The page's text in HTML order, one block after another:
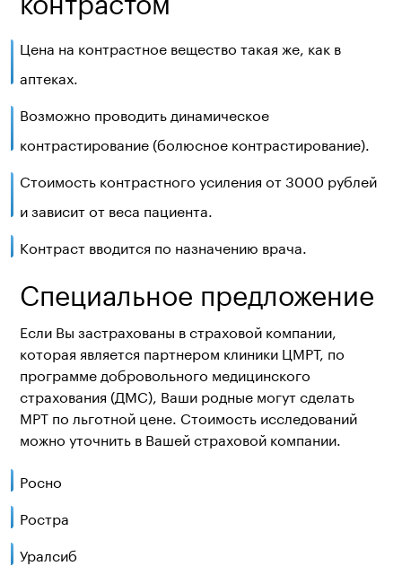
Цена на контрастное вещество такая же, как в
аптеках.
Возможно проводить динамическое
контрастирование (болюсное контрастирование).
Стоимость контрастного усиления от 3000 рублей
и зависит от веса пациента.
Контраст вводится по назначению врача.
Специальное предложение
Если Вы застрахованы в страховой компании,
которая является партнером клиники ЦМРТ, по
программе добровольного медицинского
страхования (ДМС), Ваши родные могут сделать
МРТ по льготной цене. Стоимость исследований
можно уточнить в Вашей страховой компании.
Росно
Ростра
Уралсиб